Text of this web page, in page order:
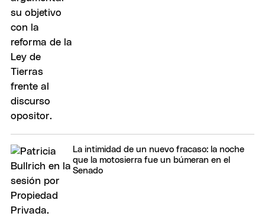
La intimidad de un nuevo fracaso: la noche
que la motosierra fue un búmeran en el
Senado